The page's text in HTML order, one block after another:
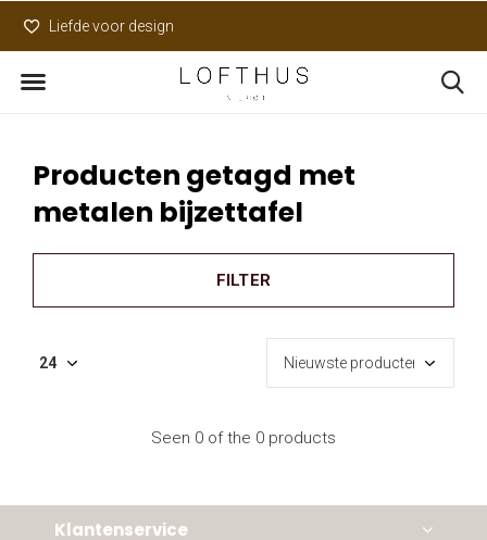
Liefde voor design
Producten getagd met
metalen bijzettafel
FILTER
Seen 0 of the 0 products
Klantenservice